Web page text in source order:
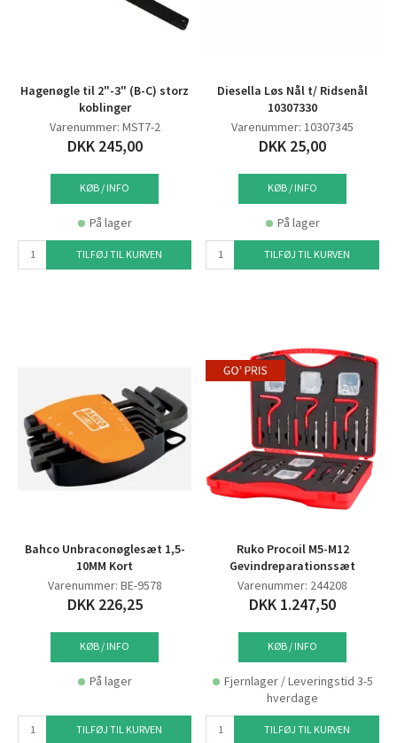
Hagenøgle til 2"-3" (B-C) storz
koblinger
Varenummer: MST7-2
DKK 245,00
KØB / INFO
På lager
TILFØJ TIL KURVEN
Diesella Løs Nål t/ Ridsenål
10307330
Varenummer: 10307345
DKK 25,00
KØB / INFO
På lager
TILFØJ TIL KURVEN
Bahco Unbraconøglesæt 1,5-
10MM Kort
Varenummer: BE-9578
DKK 226,25
KØB / INFO
På lager
TILFØJ TIL KURVEN
Ruko Procoil M5-M12
Gevindreparationssæt
Varenummer: 244208
DKK 1.247,50
KØB / INFO
Fjernlager / Leveringstid 3-5
hverdage
TILFØJ TIL KURVEN